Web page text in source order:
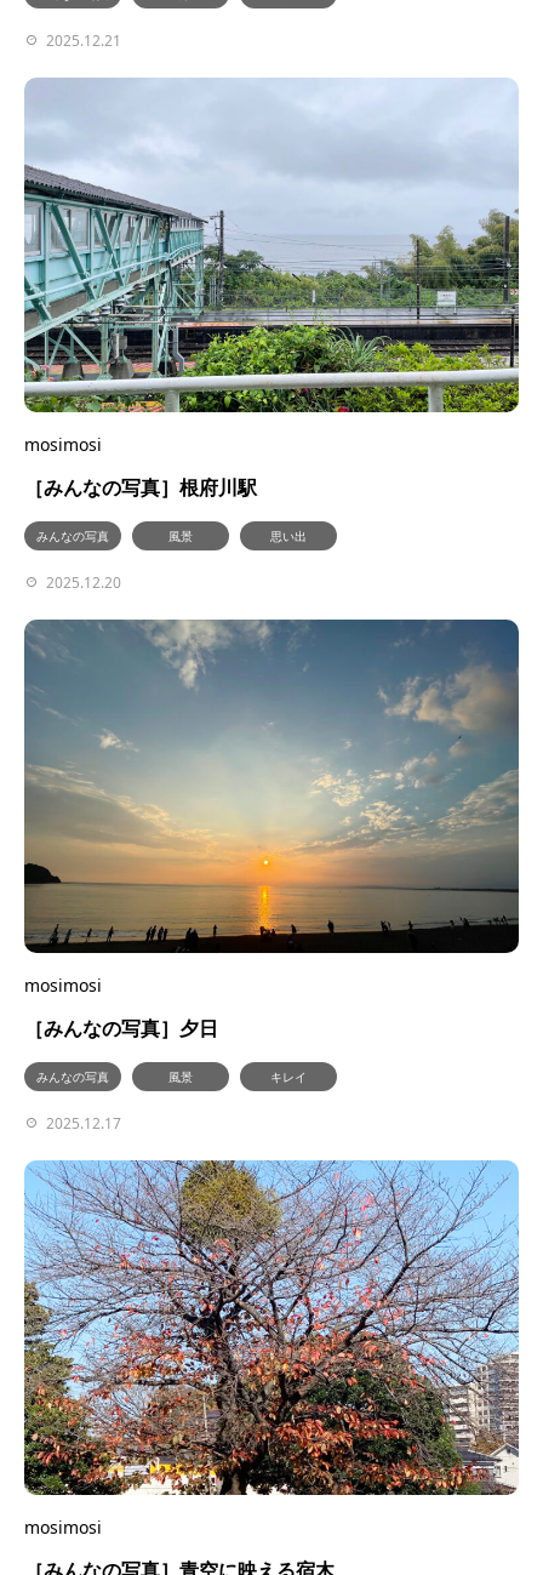
2025.12.21
mosimosi
［みんなの写真］根府川駅
みんなの写真 風景 思い出
2025.12.20
mosimosi
［みんなの写真］夕日
みんなの写真 風景 キレイ
2025.12.17
mosimosi